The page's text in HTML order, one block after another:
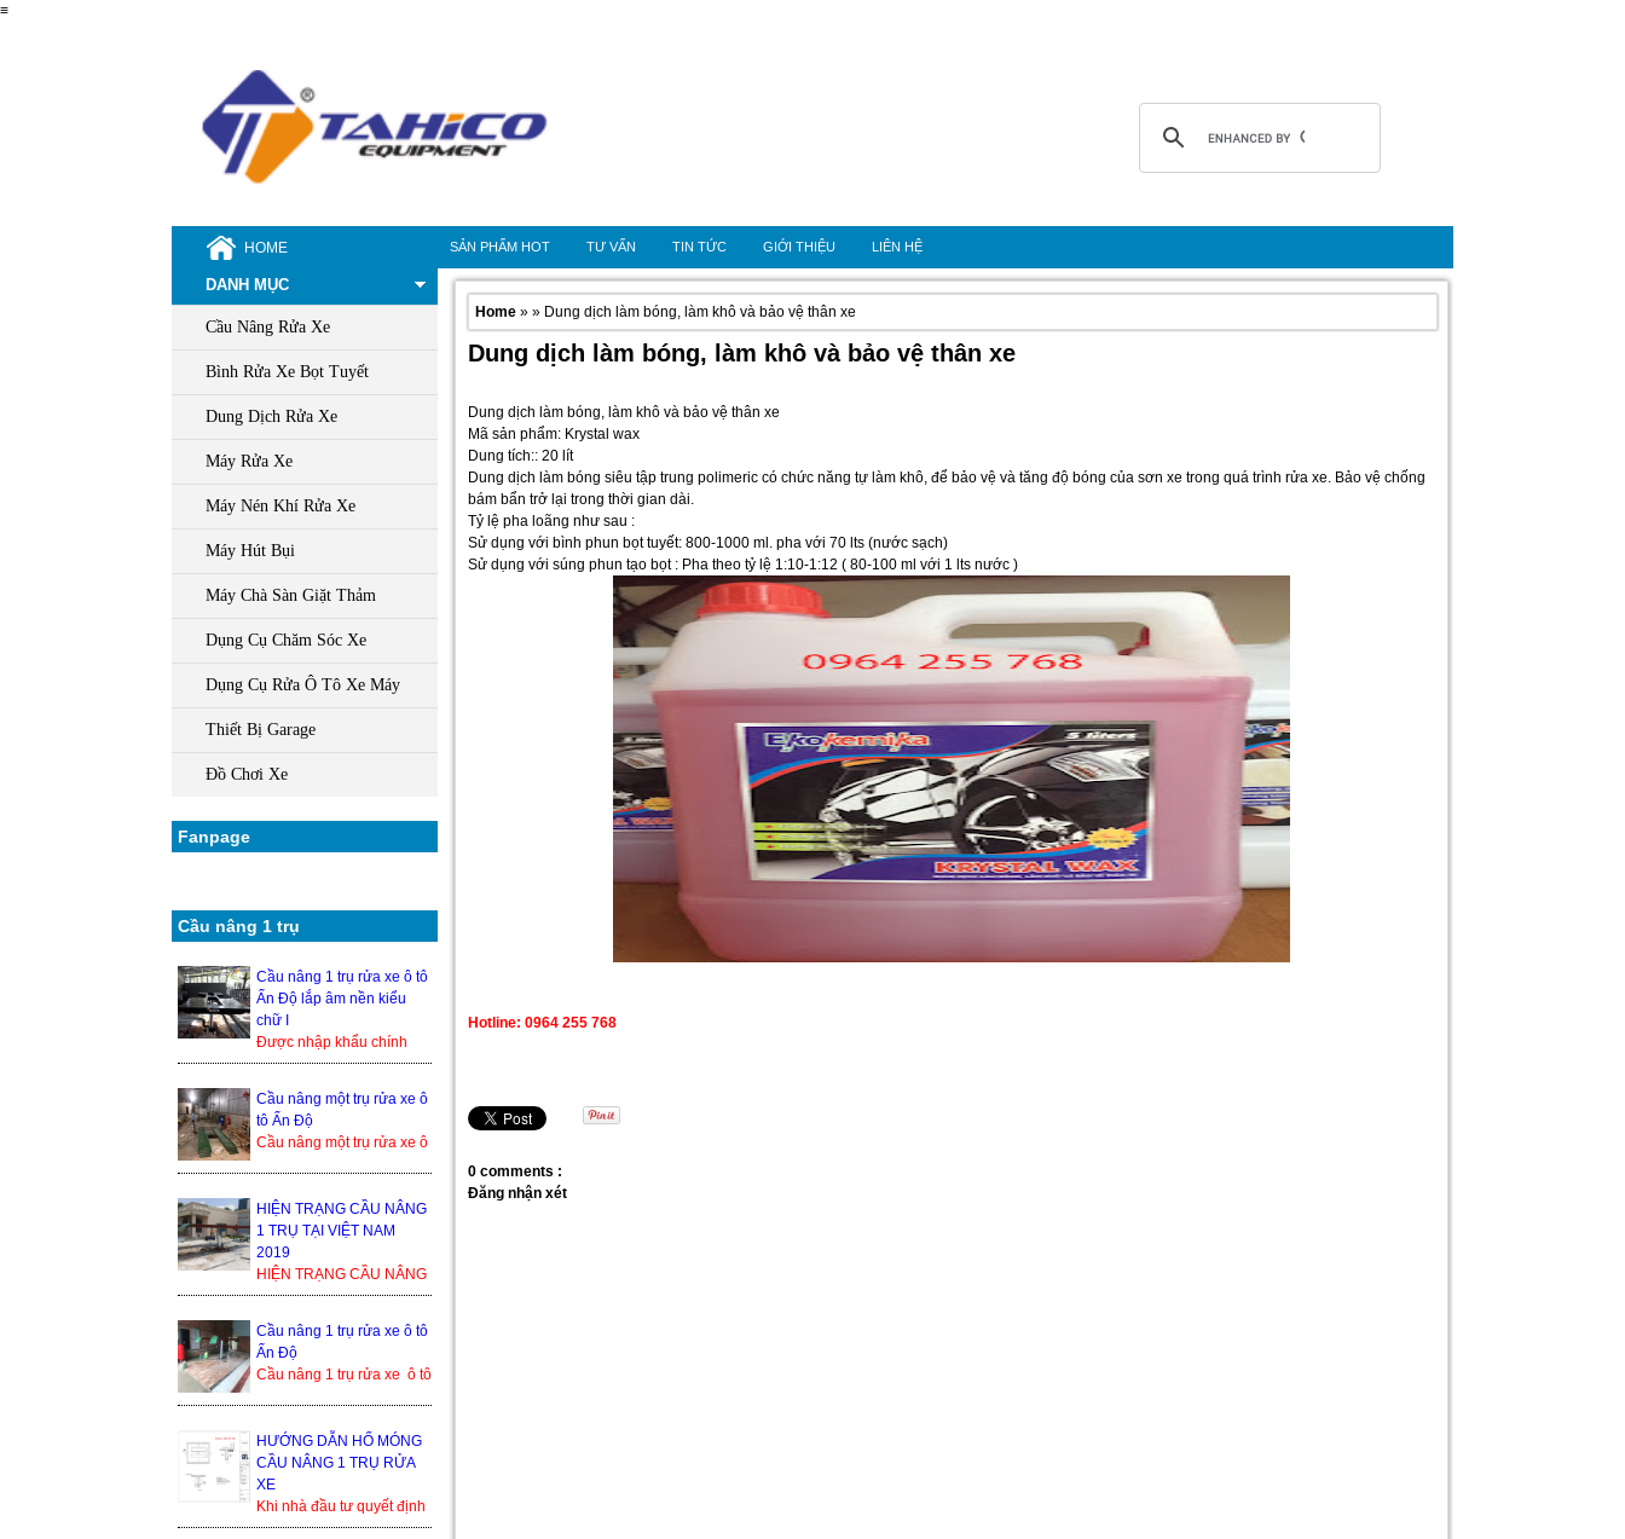
≡
HOME SẢN PHẨM HOT TƯ VẤN TIN TỨC GIỚI THIỆU LIÊN HỆ
DANH MỤC
Cầu Nâng Rửa Xe
Bình Rửa Xe Bọt Tuyết
Dung Dịch Rửa Xe
Máy Rửa Xe
Máy Nén Khí Rửa Xe
Máy Hút Bụi
Máy Chà Sàn Giặt Thảm
Dụng Cụ Chăm Sóc Xe
Dụng Cụ Rửa Ô Tô Xe Máy
Thiết Bị Garage
Đồ Chơi Xe
Fanpage
Cầu nâng 1 trụ
Cầu nâng 1 trụ rửa xe ô tô
Ấn Độ lắp âm nền kiểu
chữ I
Được nhập khẩu chính
hãng từ Ấn Độ, nên độ
nâng 1 trụ rửa xe ô ...
Cầu nâng một trụ rửa xe ô
tô Ấn Độ
Cầu nâng một trụ rửa xe ô
trong thị trường ...
HIỆN TRẠNG CẦU NÂNG
1 TRỤ TẠI VIỆT NAM
2019
HIỆN TRẠNG CẦU NÂNG
1 TRỤ TẠI VIỆT NAM
nâng xe ô tô, cầu nâng xe
1 trụ...
Cầu nâng 1 trụ rửa xe ô tô
Ấn Độ
Cầu nâng 1 trụ rửa xe ô tô
kiện sản xuất tạ...
HƯỚNG DẪN HỐ MÓNG
CẦU NÂNG 1 TRỤ RỬA
XE
Khi nhà đầu tư quyết định
lắp đặt cầu nâng 1 trụ, thì
Home » » Dung dịch làm bóng, làm khô và bảo vệ thân xe
Dung dịch làm bóng, làm khô và bảo vệ thân xe
Dung dịch làm bóng, làm khô và bảo vệ thân xe
Mã sản phẩm: Krystal wax
Dung tích:: 20 lít
Dung dịch làm bóng siêu tập trung polimeric có chức năng tự làm khô, để bảo vệ và tăng độ bóng của sơn xe trong quá trình rửa xe. Bảo vệ chống
bám bẩn trở lại trong thời gian dài.
Tỷ lệ pha loãng như sau :
Sử dụng với bình phun bọt tuyết: 800-1000 ml. pha với 70 lts (nước sạch)
Sử dụng với súng phun tạo bọt : Pha theo tỷ lệ 1:10-1:12 ( 80-100 ml với 1 lts nước )
Hotline: 0964 255 768
0 comments :
Đăng nhận xét